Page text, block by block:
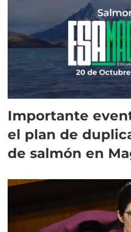
Importante
el plan de
de salmón en